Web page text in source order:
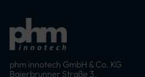
inklusive 4
Stiftfächer am
rechten Bein
Cargotasche mit 2
Fächern sowie
einer
phm innotech GmbH & Co. KG
Baierbrunner Straße 3,